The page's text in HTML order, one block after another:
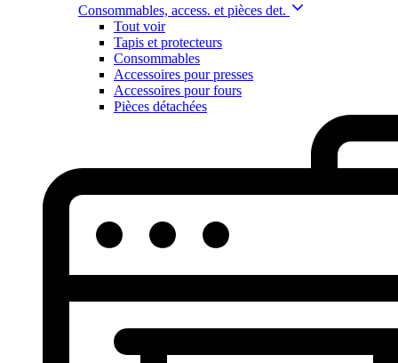
Consommables, access. et pièces det.
Tout voir
Tapis et protecteurs
Consommables
Accessoires pour presses
Accessoires pour fours
Pièces détachées